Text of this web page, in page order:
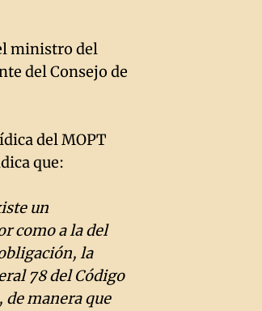
ministro del
del Consejo de
del MOPT
que:
un
como a la del
la
78 del Código
manera que